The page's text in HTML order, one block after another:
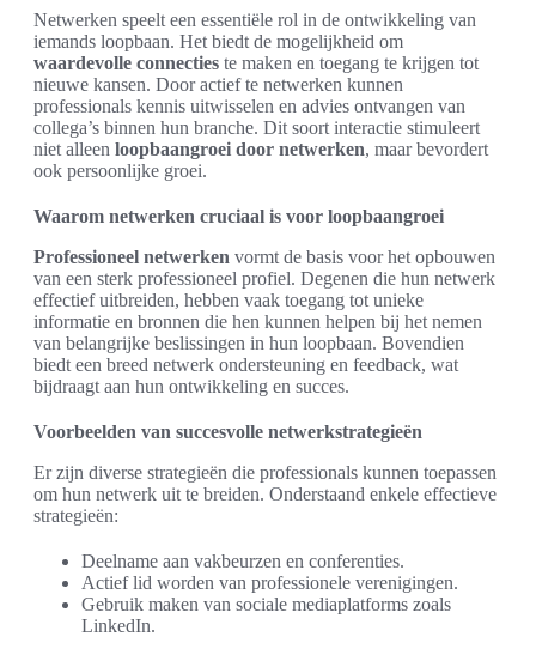
Netwerken speelt een essentiële rol in de ontwikkeling van
iemands loopbaan. Het biedt de mogelijkheid om
waardevolle connecties te maken en toegang te krijgen tot
nieuwe kansen. Door actief te netwerken kunnen
professionals kennis uitwisselen en advies ontvangen van
collega’s binnen hun branche. Dit soort interactie stimuleert
niet alleen loopbaangroei door netwerken, maar bevordert
ook persoonlijke groei.
Waarom netwerken cruciaal is voor loopbaangroei
Professioneel netwerken vormt de basis voor het opbouwen
van een sterk professioneel profiel. Degenen die hun netwerk
effectief uitbreiden, hebben vaak toegang tot unieke
informatie en bronnen die hen kunnen helpen bij het nemen
van belangrijke beslissingen in hun loopbaan. Bovendien
biedt een breed netwerk ondersteuning en feedback, wat
bijdraagt aan hun ontwikkeling en succes.
Voorbeelden van succesvolle netwerkstrategieën
Er zijn diverse strategieën die professionals kunnen toepassen
om hun netwerk uit te breiden. Onderstaand enkele effectieve
strategieën:
Deelname aan vakbeurzen en conferenties.
Actief lid worden van professionele verenigingen.
Gebruik maken van sociale mediaplatforms zoals
LinkedIn.